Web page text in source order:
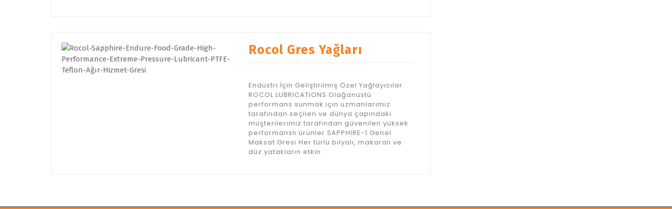
Rocol Gres Yağları
Endüstri İçin Geliştirilmiş Özel Yağlayıcılar
ROCOL LUBRICATIONS Olağanüstü
performans sunmak için uzmanlarımız
tarafından seçilen ve dünya çapındaki
müşterilerimiz tarafından güvenilen yüksek
performanslı ürünler SAPPHIRE-1 Genel
Maksat Gresi Her türlü bilyalı, makaralı ve
düz yatakların etkin